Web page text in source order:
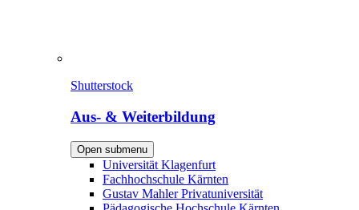
Shutterstock
Aus- & Weiterbildung
Open submenu
Universität Klagenfurt
Fachhochschule Kärnten
Gustav Mahler Privatuniversität